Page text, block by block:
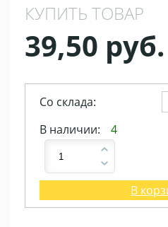
КУПИТЬ ТОВАР
39,50 руб.
Со склада:
В наличии:
4
В